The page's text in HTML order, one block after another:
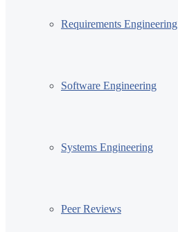
Requirements Engineering
Software Engineering
Systems Engineering
Peer Reviews